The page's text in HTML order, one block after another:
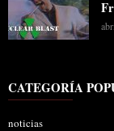
CATEGORÍA
noticias